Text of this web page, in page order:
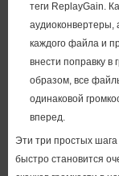
теги ReplayGain.
аудиоконвертеры,
каждого файла и
внести поправку в
образом, все
одинаковой
вперед.
Эти три простых
быстро становится